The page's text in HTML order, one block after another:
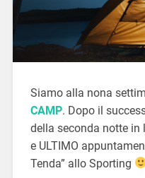
Siamo alla nona
CAMP. Dopo il
della seconda notte in
e ULTIMO
Tenda” allo Sporting